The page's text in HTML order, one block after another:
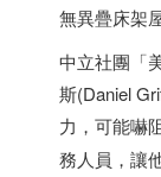
無異疊床架
中立社團「
斯(Daniel
力，可能嚇
務人員，讓